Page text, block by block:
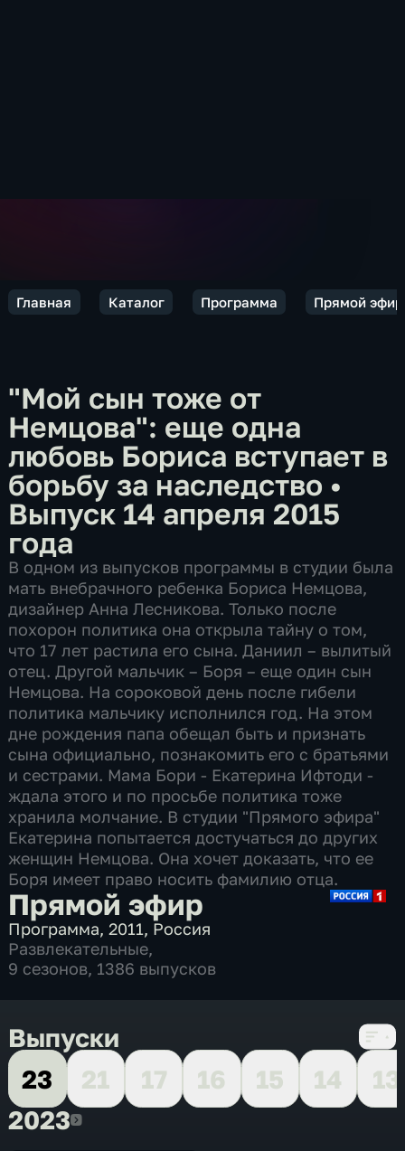
Главная Каталог Программа Прямой эфир
"Мой сын тоже от
Немцова": еще одна
любовь Бориса вступает в
борьбу за наследство •
Выпуск 14 апреля 2015
года
В одном из выпусков программы в студии была
мать внебрачного ребенка Бориса Немцова,
дизайнер Анна Лесникова. Только после
похорон политика она открыла тайну о том,
что 17 лет растила его сына. Даниил – вылитый
отец. Другой мальчик – Боря – еще один сын
Немцова. На сороковой день после гибели
политика мальчику исполнился год. На этом
дне рождения папа обещал быть и признать
сына официально, познакомить его с братьями
и сестрами. Мама Бори - Екатерина Ифтоди -
ждала этого и по просьбе политика тоже
хранила молчание. В студии "Прямого эфира"
Екатерина попытается достучаться до других
женщин Немцова. Она хочет доказать, что ее
Боря имеет право носить фамилию отца.
Прямой эфир
Программа,2011, Россия
Развлекательные,
9 сезонов, 1386 выпусков
Выпуски
23
21 17 16 15 14
13
20232023